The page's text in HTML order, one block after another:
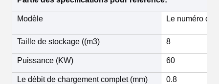
Modèle Le numéro de
Taille de stockage ((m3) 8
Puissance (KW) 60
Le débit de chargement complet (mm) 0.8